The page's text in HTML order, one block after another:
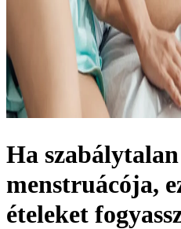
Ha
menstruácója,
ételeket